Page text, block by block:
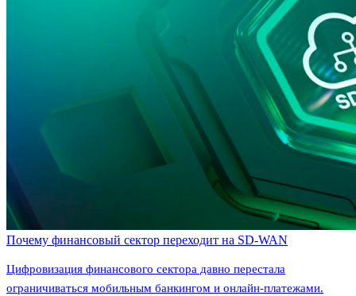
Почему финансовый сектор переходит на SD-WAN
Цифровизация финансового сектора давно перестала
ограничиваться мобильным банкингом и онлайн-платежами.